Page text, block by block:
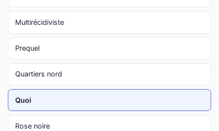
Multirécidiviste
Prequel
Quartiers nord
Quoi
Rose noire